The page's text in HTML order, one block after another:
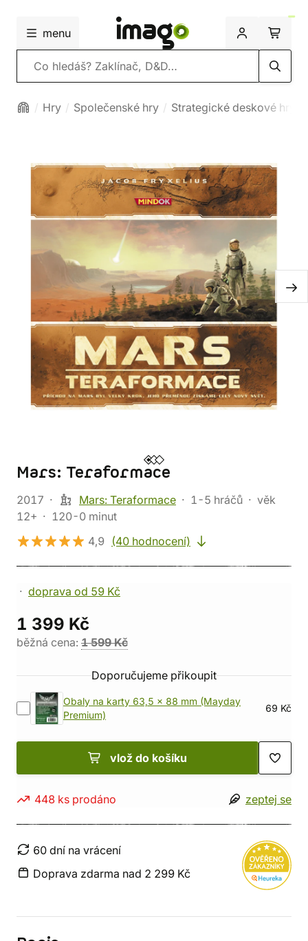
menu
Vyhledávání
Hry Společenské hry Strategické deskové hry
Mars: Teraformace
2017 Mars: Teraformace 1-5 hráčů
věk
12+
120-0 minut
4,9 (40 hodnocení)
doprava od 59 Kč
1 399 Kč
běžná cena: 1 599 Kč
Doporučujeme přikoupit
Obaly na karty 63,5 x 88 mm (Mayday
Premium)
69 Kč
vlož do košíku
448 ks prodáno zeptej se
60 dní na vrácení
Doprava zdarma nad 2 299 Kč